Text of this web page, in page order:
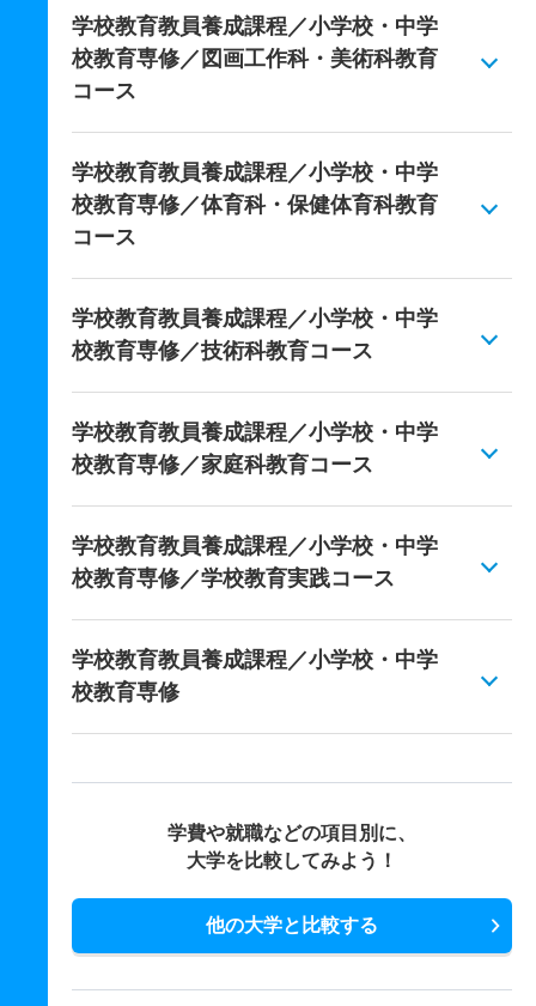
学校教育教員養成課程／小学校・中学
校教育専修／図画工作科・美術科教育
コース
学校教育教員養成課程／小学校・中学
校教育専修／体育科・保健体育科教育
コース
学校教育教員養成課程／小学校・中学
校教育専修／技術科教育コース
学校教育教員養成課程／小学校・中学
校教育専修／家庭科教育コース
学校教育教員養成課程／小学校・中学
校教育専修／学校教育実践コース
学校教育教員養成課程／小学校・中学
校教育専修
学費や就職などの項目別に、
大学を比較してみよう！
他の大学と比較する